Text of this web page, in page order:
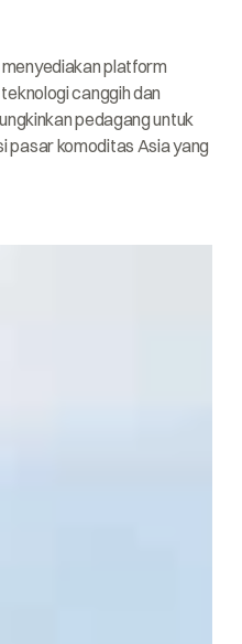
platform
canggih dan
pedagang untuk
pasar komoditas Asia yang